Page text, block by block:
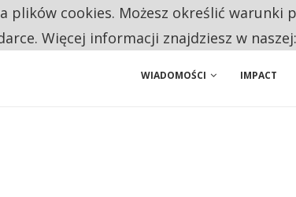
62 ZGŁOSZENIA. WIELU KANDYDATÓW NIE
WIADOMOŚCI IMPACT
plików cookies. Możesz określić
Więcej informacji znajdziesz w naszej: